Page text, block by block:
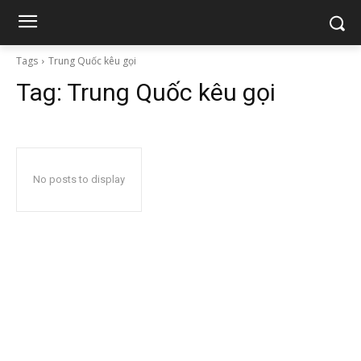
Tags Trung Quốc kêu gọi
Tag: Trung Quốc kêu gọi
No posts to display